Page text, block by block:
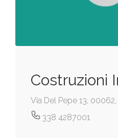
Costruzioni
Via Del Pepe 13,
338 4287001